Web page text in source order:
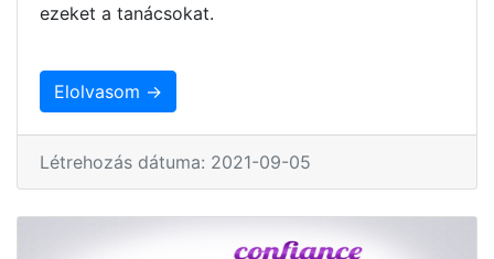
ezeket a tanácsokat.
Elolvasom →
Létrehozás dátuma: 2021-09-05